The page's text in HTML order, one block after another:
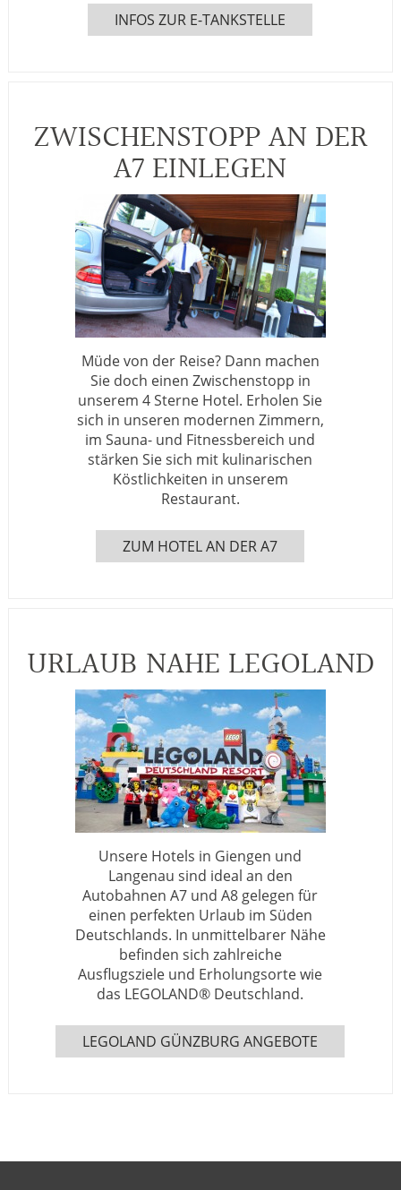
INFOS ZUR E-TANKSTELLE
ZWISCHENSTOPP AN DER
A7 EINLEGEN
Müde von der Reise? Dann machen
Sie doch einen Zwischenstopp in
unserem 4 Sterne Hotel. Erholen Sie
sich in unseren modernen Zimmern,
im Sauna- und Fitnessbereich und
stärken Sie sich mit kulinarischen
Köstlichkeiten in unserem
Restaurant.
ZUM HOTEL AN DER A7
URLAUB NAHE LEGOLAND
Unsere Hotels in Giengen und
Langenau sind ideal an den
Autobahnen A7 und A8 gelegen für
einen perfekten Urlaub im Süden
Deutschlands. In unmittelbarer Nähe
befinden sich zahlreiche
Ausflugsziele und Erholungsorte wie
das LEGOLAND® Deutschland.
LEGOLAND GÜNZBURG ANGEBOTE